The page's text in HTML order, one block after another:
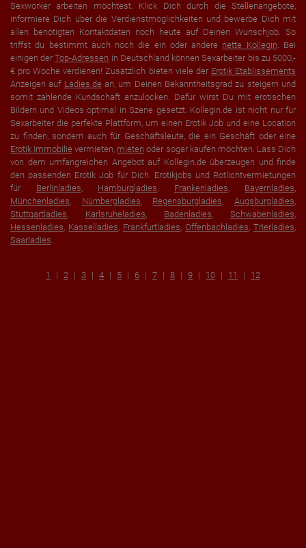
Sexworker arbeiten möchtest. Klick Dich durch die Stellenangebote,
informiere Dich über die Verdienstmöglichkeiten und bewerbe Dich mit
allen benötigten Kontaktdaten noch heute auf Deinen Wunschjob. So
triffst du bestimmt auch noch die ein oder andere nette Kollegin. Bei
einigen derTop-Adressen in Deutschland können Sexarbeiter bis zu 5000,-
€ pro Woche verdienen! Zusätzlich bieten viele der Erotik Etablissements
Anzeigen auf Ladies.dean, um Deinen Bekanntheitsgrad zu steigern und
somit zahlende Kundschaft anzulocken. Dafür wirst Du mit erotischen
Bildern und Videos optimal in Szene gesetzt. Kollegin.de ist nicht nur für
Sexarbeiter die perfekte Plattform, um einen Erotik Job und eine Location
zu finden, sondern auch für Geschäftsleute, die ein Geschäft oder eine
Erotik Immobilie vermieten, mieten oder sogar kaufen möchten. Lass Dich
von dem umfangreichen Angebot auf Kollegin.de überzeugen und finde
den passenden Erotik Job für Dich. Erotikjobs und Rotlichtvermietungen
für Berlinladies, Hamburgladies, Frankenladies, Bayernladies,
Münchenladies, Nürnbergladies, Regensburgladies,Augsburgladies,
Stuttgartladies, Karlsruheladies, Badenladies, Schwabenladies,
Hessenladies, Kasselladies, Frankfurtladies, Offenbachladies, Trierladies,
Saarladies.
1 2 3 4 5 6 7 8 9 10 11 12